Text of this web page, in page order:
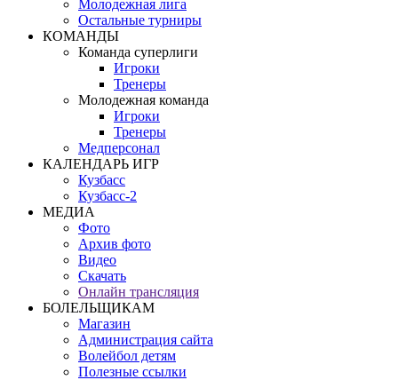
Молодежная лига
Остальные турниры
КОМАНДЫ
Команда суперлиги
Игроки
Тренеры
Молодежная команда
Игроки
Тренеры
Медперсонал
КАЛЕНДАРЬ ИГР
Кузбасс
Кузбасс-2
МЕДИА
Фото
Архив фото
Видео
Скачать
Онлайн трансляция
БОЛЕЛЬЩИКАМ
Магазин
Администрация сайта
Волейбол детям
Полезные ссылки